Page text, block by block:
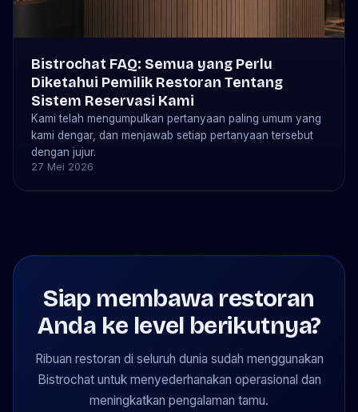
Bistrochat FAQ: Semua yang Perlu
Diketahui Pemilik Restoran Tentang
Sistem Reservasi Kami
Kami telah mengumpulkan pertanyaan paling umum yang
kami dengar, dan menjawab setiap pertanyaan tersebut
dengan jujur.
27 Mei 2026
Siap membawa restoran
Anda ke level berikutnya?
Ribuan restoran di seluruh dunia sudah menggunakan
Bistrochat untuk menyederhanakan operasional dan
meningkatkan pengalaman tamu.